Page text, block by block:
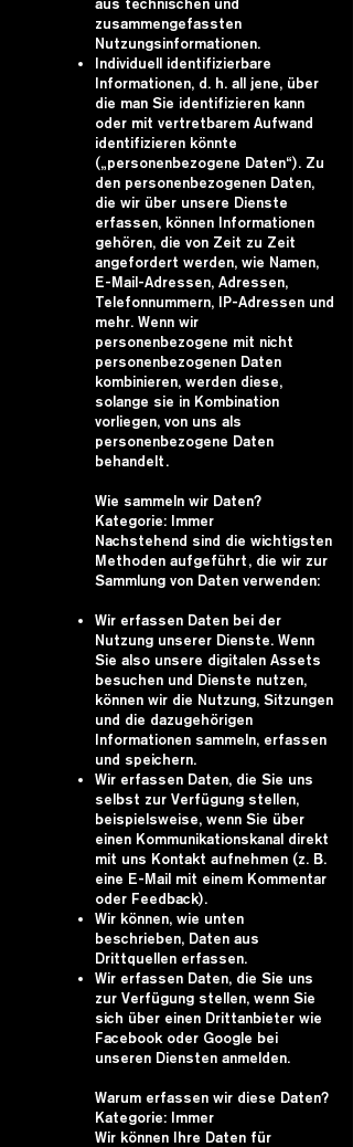
zusammengefassten
Nutzungsinformationen.
Individuell identifizierbare
Informationen, d. h. all jene, über
die man Sie identifizieren kann
oder mit vertretbarem Aufwand
identifizieren könnte
(„personenbezogene Daten“). Zu
den personenbezogenen Daten,
die wir über unsere Dienste
erfassen, können Informationen
gehören, die von Zeit zu Zeit
angefordert werden, wie Namen,
E-Mail-Adressen, Adressen,
Telefonnummern, IP-Adressen und
mehr. Wenn wir
personenbezogene mit nicht
personenbezogenen Daten
kombinieren, werden diese,
solange sie in Kombination
vorliegen, von uns als
personenbezogene Daten
behandelt.
Wie sammeln wir Daten?
Kategorie: Immer
Nachstehend sind die wichtigsten
Methoden aufgeführt, die wir zur
Sammlung von Daten verwenden:
Wir erfassen Daten bei der
Nutzung unserer Dienste. Wenn
Sie also unsere digitalen Assets
besuchen und Dienste nutzen,
können wir die Nutzung, Sitzungen
und die dazugehörigen
Informationen sammeln, erfassen
und speichern.
Wir erfassen Daten, die Sie uns
selbst zur Verfügung stellen,
beispielsweise, wenn Sie über
einen Kommunikationskanal direkt
mit uns Kontakt aufnehmen (z. B.
eine E-Mail mit einem Kommentar
oder Feedback).
Wir können, wie unten
beschrieben, Daten aus
Drittquellen erfassen.
Wir erfassen Daten, die Sie uns
zur Verfügung stellen, wenn Sie
sich über einen Drittanbieter wie
Facebook oder Google bei
unseren Diensten anmelden.
Warum erfassen wir diese Daten?
Kategorie: Immer
Wir können Ihre Daten für